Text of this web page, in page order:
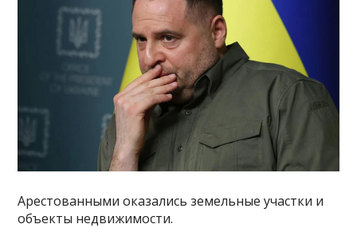
Арестованными оказались земельные участки и
объекты недвижимости.